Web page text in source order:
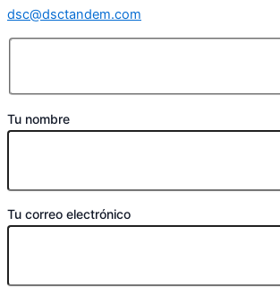
dsc@dsctandem.com
Tu nombre
Tu correo electrónico